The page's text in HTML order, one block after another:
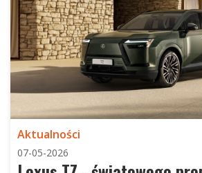
Aktualności
07-05-2026